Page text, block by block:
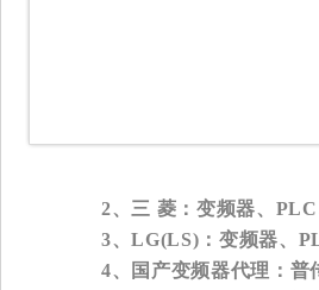
2、三 菱：变频器、 PLC
3、LG(LS) ：变频器、
4、国产变频器代理：普